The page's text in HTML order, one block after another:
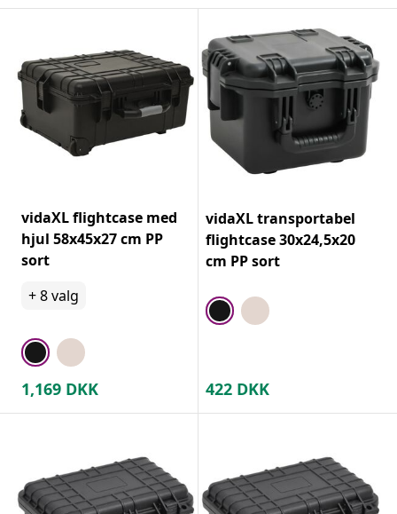
vidaXL flightcase med
hjul 58x45x27 cm PP
sort
+8valg
1,169 DKK
vidaXL transportabel
flightcase 30x24,5x20
cm PP sort
422 DKK